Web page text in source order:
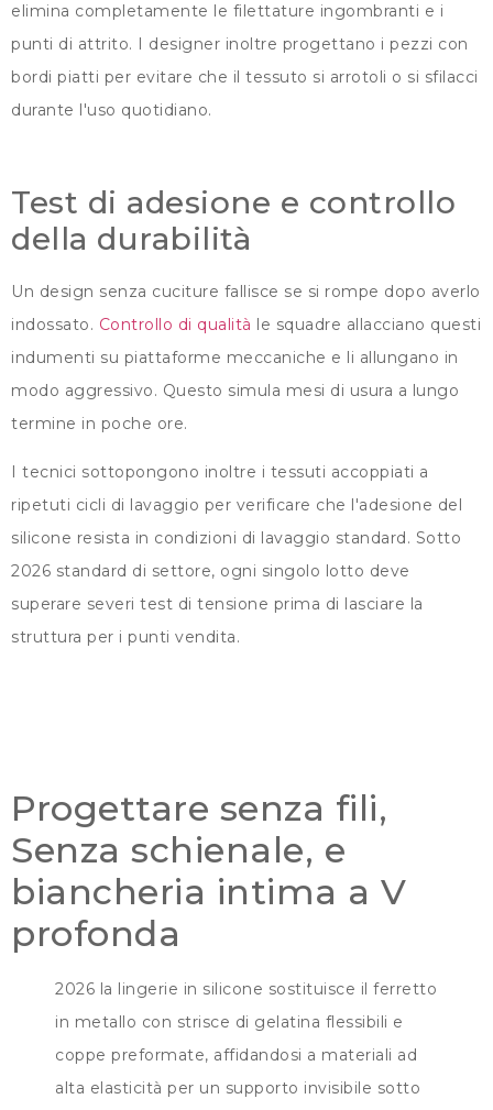
elimina completamente le filettature ingombranti e i
punti di attrito. I designer inoltre progettano i pezzi con
bordi piatti per evitare che il tessuto si arrotoli o si sfilacci
durante l'uso quotidiano.
Test di adesione e controllo
della durabilità
Un design senza cuciture fallisce se si rompe dopo averlo
indossato. Controllo di qualità le squadre allacciano questi
indumenti su piattaforme meccaniche e li allungano in
modo aggressivo. Questo simula mesi di usura a lungo
termine in poche ore.
I tecnici sottopongono inoltre i tessuti accoppiati a
ripetuti cicli di lavaggio per verificare che l'adesione del
silicone resista in condizioni di lavaggio standard. Sotto
2026 standard di settore, ogni singolo lotto deve
superare severi test di tensione prima di lasciare la
struttura per i punti vendita.
Progettare senza fili,
Senza schienale, e
biancheria intima a V
profonda
2026 la lingerie in silicone sostituisce il ferretto
in metallo con strisce di gelatina flessibili e
coppe preformate, affidandosi a materiali ad
alta elasticità per un supporto invisibile sotto